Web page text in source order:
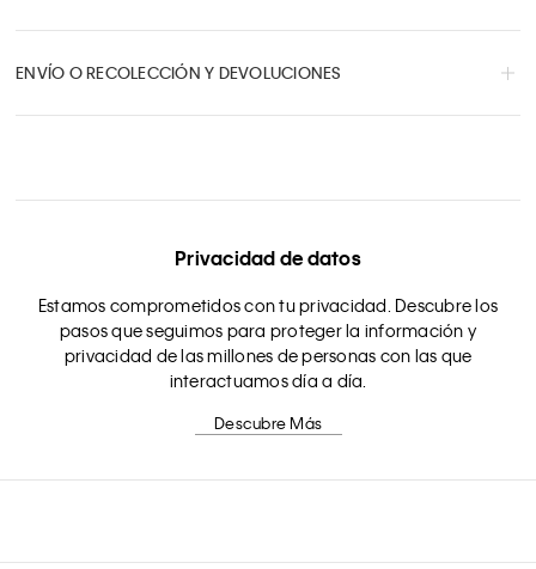
ENVÍO O RECOLECCIÓN Y DEVOLUCIONES
Privacidad de datos
Estamos comprometidos con tu privacidad. Descubre los
pasos que seguimos para proteger la información y
privacidad de las millones de personas con las que
interactuamos día a día.
Descubre Más